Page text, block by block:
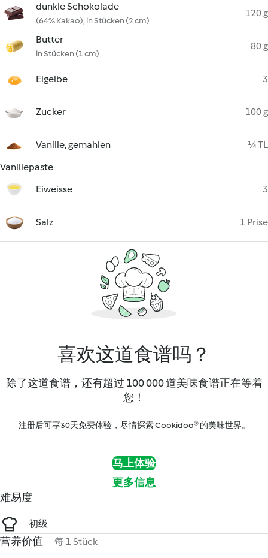
dunkle Schokolade
(64% Kakao), in Stücken (2 cm)
120 g
Butter
in Stücken (1 cm)
80 g
Eigelbe 3
Zucker 100 g
Vanille, gemahlen
¼ TL
Vanillepaste
Eiweisse
3
Salz 1 Prise
喜欢这道食谱吗？
除了这道食谱，还有超过 100 000 道美味食谱正在等着
您！
注册后可享30天免费体验，尽情探索 Cookidoo® 的美味世界。
马上体验
更多信息
难易度
初级
营养价值 每 1 Stück